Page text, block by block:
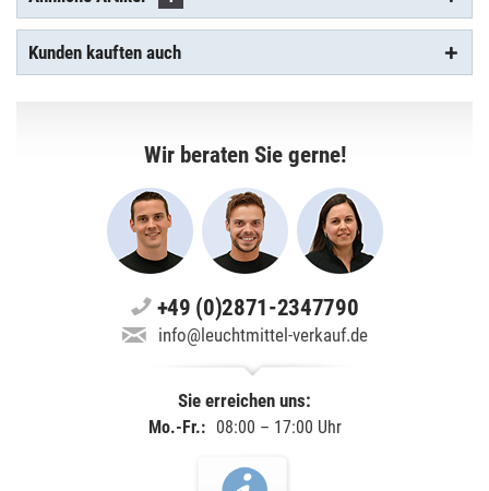
Kunden kauften auch
Wir beraten Sie gerne!
+49 (0)2871-2347790
info@leuchtmittel-verkauf.de
Sie erreichen uns:
Mo.-Fr.: 08:00 – 17:00 Uhr